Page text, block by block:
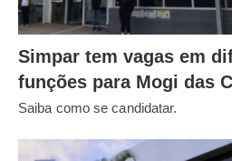
Simpar tem vagas em
funções para Mogi das
Saiba como se candidatar.